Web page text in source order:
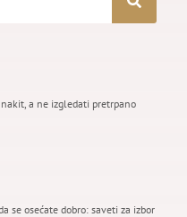
a ne izgledati pretrpano
se osećate dobro: saveti za izbor